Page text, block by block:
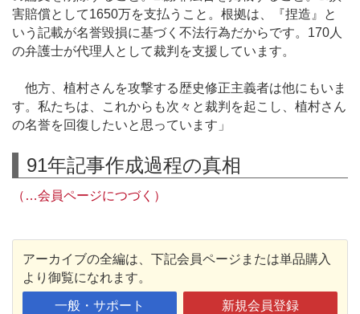
害賠償として1650万を支払うこと。根拠は、『捏造』と
いう記載が名誉毀損に基づく不法行為だからです。170人
の弁護士が代理人として裁判を支援しています。
他方、植村さんを攻撃する歴史修正主義者は他にもいま
す。私たちは、これからも次々と裁判を起こし、植村さん
の名誉を回復したいと思っています」
91年記事作成過程の真相
（…会員ページにつづく）
アーカイブの全編は、下記会員ページまたは単品購入
より御覧になれます。
一般・サポート 新規会員登録